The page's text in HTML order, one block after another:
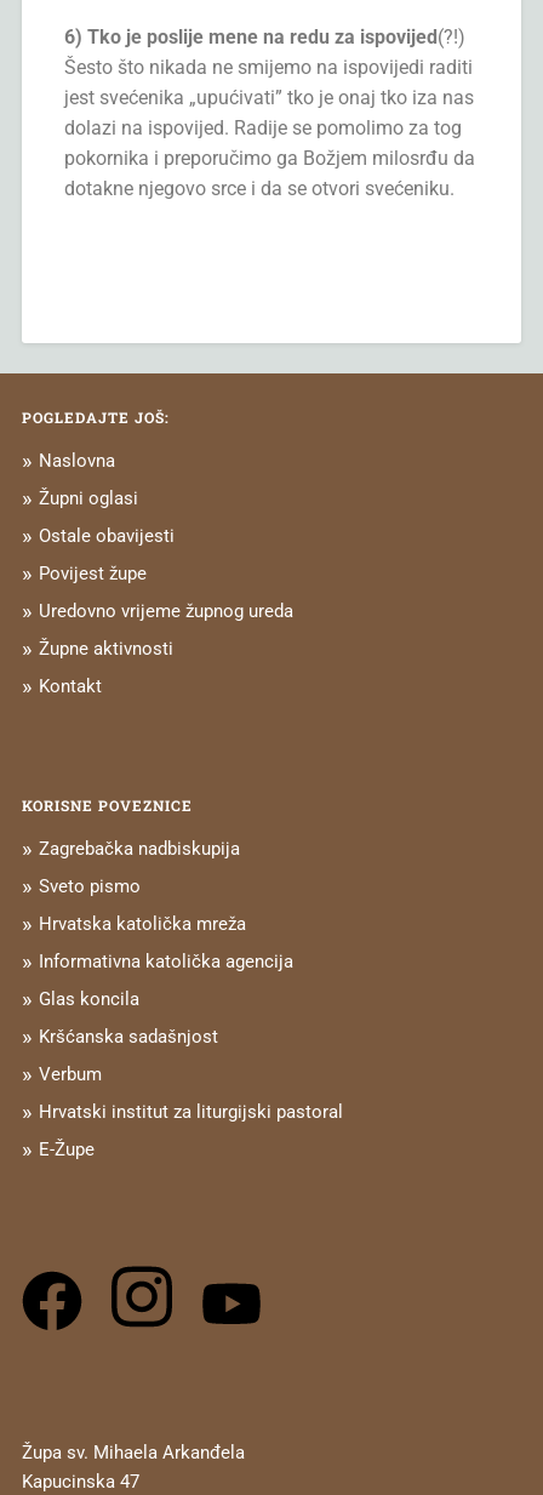
6) Tko je poslije mene na redu za ispovijed(?!)
Šesto što nikada ne smijemo na ispovijedi raditi
jest svećenika „upućivati” tko je onaj tko iza nas
dolazi na ispovijed. Radije se pomolimo za tog
pokornika i preporučimo ga Božjem milosrđu da
dotakne njegovo srce i da se otvori svećeniku.
POGLEDAJTE JOŠ:
Naslovna
Župni oglasi
Ostale obavijesti
Povijest župe
Uredovno vrijeme župnog ureda
Župne aktivnosti
Kontakt
KORISNE POVEZNICE
Zagrebačka nadbiskupija
Sveto pismo
Hrvatska katolička mreža
Informativna katolička agencija
Glas koncila
Kršćanska sadašnjost
Verbum
Hrvatski institut za liturgijski pastoral
E-Župe
Župa sv. Mihaela Arkanđela
Kapucinska 47